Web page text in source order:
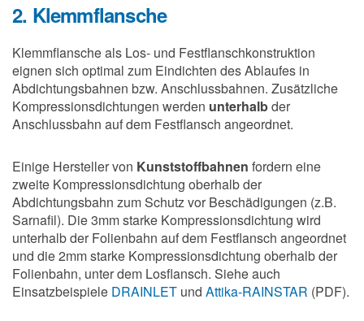
2. Klemmflansche
Klemmflansche als Los- und Festflanschkonstruktion
eignen sich optimal zum Eindichten des Ablaufes in
Abdichtungsbahnen bzw. Anschlussbahnen. Zusätzliche
Kompressionsdichtungen werden unterhalbder
Anschlussbahn auf dem Festflansch angeordnet.
Einige Hersteller von Kunststoffbahnen fordern eine
zweite Kompressionsdichtung oberhalb der
Abdichtungsbahn zum Schutz vor Beschädigungen (z.B.
Sarnafil). Die 3mm starke Kompressionsdichtung wird
unterhalb der Folienbahn auf dem Festflansch angeordnet
und die 2mm starke Kompressionsdichtung oberhalb der
Folienbahn, unter dem Losflansch. Siehe auch
Einsatzbeispiele DRAINLET und Attika-RAINSTAR (PDF).